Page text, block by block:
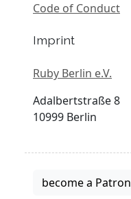
Code of Conduct
Imprint
Ruby Berlin e.V.
Adalbertstraße 8
10999 Berlin
become a Patron